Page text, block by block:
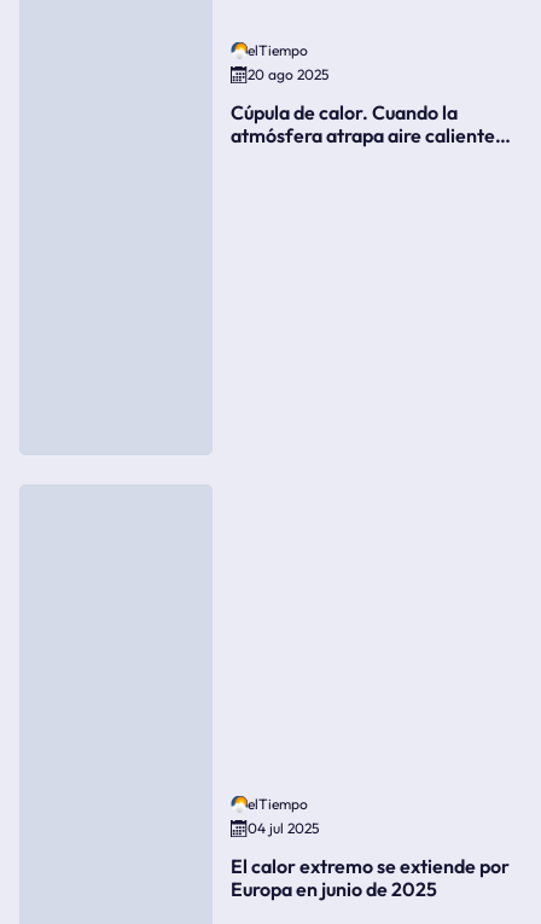
elTiempo
20 ago 2025
Cúpula de calor. Cuando la
atmósfera atrapa aire caliente
elTiempo
04 jul 2025
El calor extremo se extiende por
Europa en junio de 2025